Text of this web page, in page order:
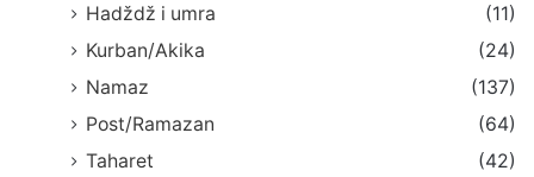
Hadždž i umra
(11)
Kurban/Akika
(24)
Namaz
(137)
Post/Ramazan
(64)
Taharet
(42)